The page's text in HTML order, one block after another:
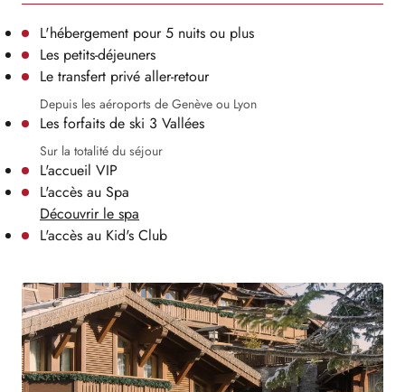
L'hébergement pour 5 nuits ou plus
Les petits-déjeuners
Le transfert privé aller-retour
Depuis les aéroports de Genève ou Lyon
Les forfaits de ski 3 Vallées
Sur la totalité du séjour
L'accueil VIP
L'accès au Spa
Découvrir le spa
L'accès au Kid's Club